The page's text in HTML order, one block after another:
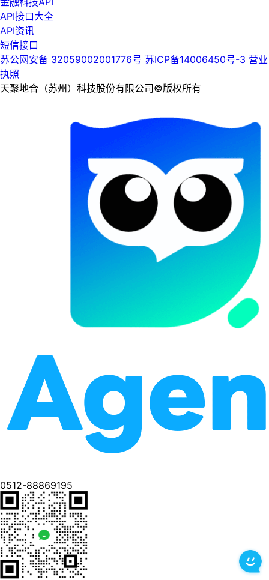
API接口大全
API资讯
短信接口
苏公网安备 32059002001776号 苏ICP备14006450号-3 营业
执照
天聚地合（苏州）科技股份有限公司©版权所有
0512-88869195